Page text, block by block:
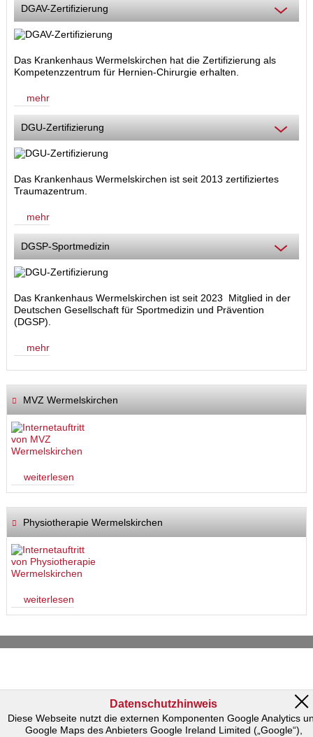
DGAV-Zertifizierung
Das Krankenhaus Wermelskirchen hat die Zertifizierung als
Kompetenzzentrum für Hernien-Chirurgie erhalten.
mehr
DGU-Zertifizierung
Das Krankenhaus Wermelskirchen ist seit 2013 zertifiziertes
Traumazentrum.
mehr
DGSP-Sportmedizin
Das Krankenhaus Wermelskirchen ist seit 2023 Mitglied in der
Deutschen Gesellschaft für Sportmedizin und Prävention
(DGSP).
mehr
MVZ Wermelskirchen
weiterlesen
Physiotherapie Wermelskirchen
weiterlesen
Datenschutzhinweis
Diese Webseite nutzt die externen Komponenten Google Analytics
Google Maps des Anbieters Google Ireland Limited („Google“),